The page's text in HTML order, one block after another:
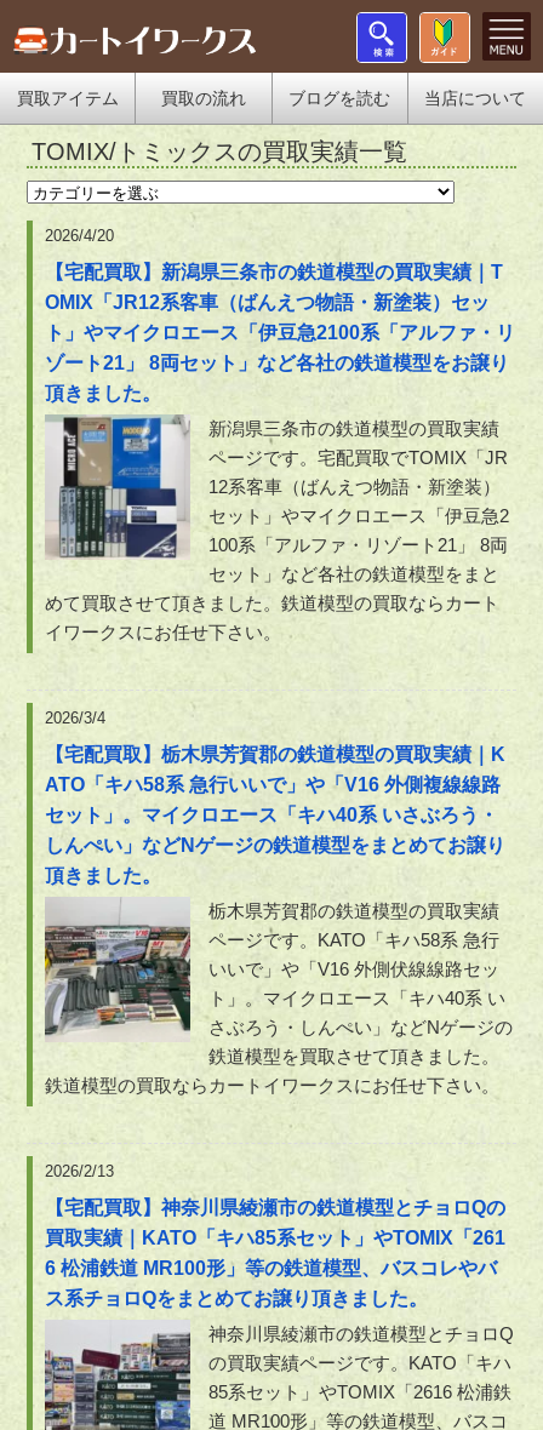
買取アイテム 買取の流れ ブログを読む 当店について
TOMIX/トミックスの買取実績一覧
2026/4/20
【宅配買取】新潟県三条市の鉄道模型の買取実績｜T
OMIX「JR12系客車（ばんえつ物語・新塗装）セッ
ト」やマイクロエース「伊豆急2100系「アルファ・リ
ゾート21」 8両セット」など各社の鉄道模型をお譲り
頂きました。
新潟県三条市の鉄道模型の買取実績
ページです。宅配買取でTOMIX「JR
12系客車（ばんえつ物語・新塗装）
セット」やマイクロエース「伊豆急2
100系「アルファ・リゾート21」 8両
セット」など各社の鉄道模型をまと
めて買取させて頂きました。鉄道模型の買取ならカート
イワークスにお任せ下さい。
2026/3/4
【宅配買取】栃木県芳賀郡の鉄道模型の買取実績｜K
ATO「キハ58系 急行いいで」や「V16 外側複線線路
セット」。マイクロエース「キハ40系 いさぶろう・
しんぺい」などNゲージの鉄道模型をまとめてお譲り
頂きました。
栃木県芳賀郡の鉄道模型の買取実績
ページです。KATO「キハ58系 急行
いいで」や「V16 外側伏線線路セッ
ト」。マイクロエース「キハ40系 い
さぶろう・しんぺい」などNゲージの
鉄道模型を買取させて頂きました。
鉄道模型の買取ならカートイワークスにお任せ下さい。
2026/2/13
【宅配買取】神奈川県綾瀬市の鉄道模型とチョロQの
買取実績｜KATO「キハ85系セット」やTOMIX「261
6 松浦鉄道 MR100形」等の鉄道模型、バスコレやバ
ス系チョロQをまとめてお譲り頂きました。
神奈川県綾瀬市の鉄道模型とチョロQ
の買取実績ページです。KATO「キハ
85系セット」やTOMIX「2616 松浦鉄
道 MR100形」等の鉄道模型、バスコ